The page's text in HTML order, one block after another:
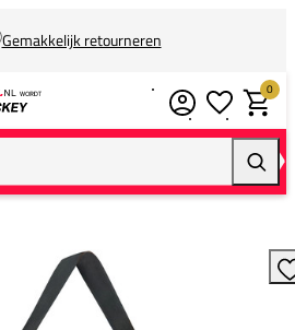
Gemakkelijk retourneren
0